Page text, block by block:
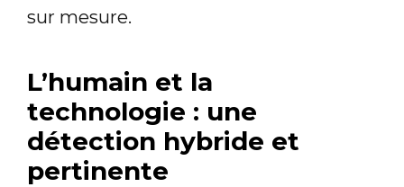
sur mesure.
L’humain et la
technologie : une
détection hybride et
pertinente